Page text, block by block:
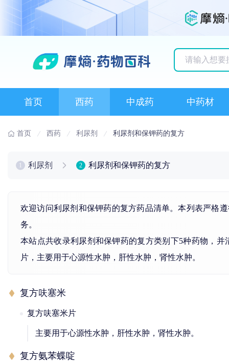
首页 西药 中成药 中药材
首页 西药 利尿剂 利尿剂和保钾药的复方
利尿剂 2 利尿剂和保钾药的复方
欢迎访问利尿剂和保钾药的复方药品清单。本列表严格
务。
本站点共收录利尿剂和保钾药的复方类别下5种药物，
片，主要用于心源性水肿，肝性水肿，肾性水肿。
复方呋塞米
复方呋塞米片
主要用于心源性水肿，肝性水肿，肾性水肿。
复方氨苯蝶啶